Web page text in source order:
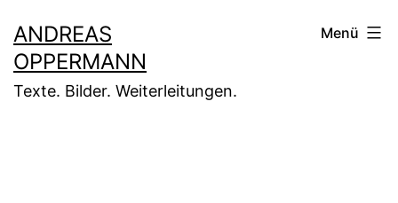
Inhalt
springen
ANDREAS
OPPERMANN
Texte. Bilder. Weiterleitungen.
Menü